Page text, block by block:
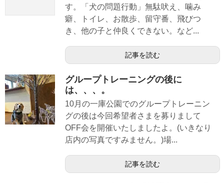
す。「犬の問題行動」無駄吠え、噛み
癖、トイレ、お散歩、留守番、飛びつ
き、他の子と仲良くできない。など...
記事を読む
グループトレーニングの後に
は、、、。
10月の一庫公園でのグループトレーニン
グの後は今回希望者さまを募りまして
OFF会を開催いたしましたよ。(いきなり
店内の写真ですみません。)場...
記事を読む